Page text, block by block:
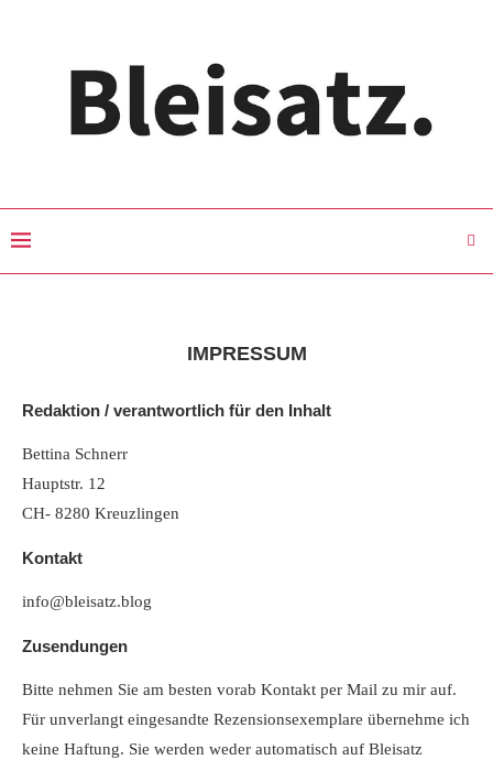
IMPRESSUM
Redaktion / verantwortlich für den Inhalt
Bettina Schnerr
Hauptstr. 12
CH- 8280 Kreuzlingen
Kontakt
info@bleisatz.blog
Zusendungen
Bitte nehmen Sie am besten vorab Kontakt per Mail zu mir auf.
Für unverlangt eingesandte Rezensionsexemplare übernehme ich
keine Haftung. Sie werden weder automatisch auf Bleisatz